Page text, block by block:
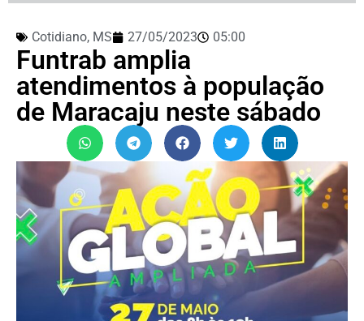
Cotidiano, MS 27/05/2023 05:00
Funtrab amplia
atendimentos à população
de Maracaju neste sábado